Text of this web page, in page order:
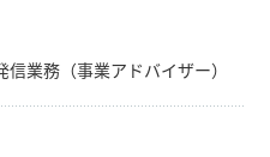
業務（事業アドバイザー）